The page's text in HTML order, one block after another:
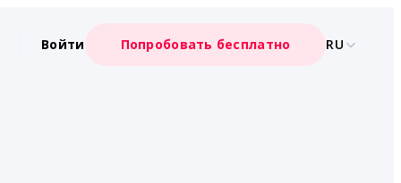
Войти Попробовать бесплатно RU